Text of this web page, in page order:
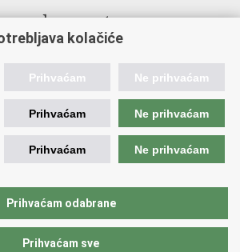
sustava
i organiziranog kriminaliteta
komora
portal
kolačiće
Prihvaćam Ne prihvaćam
Prihvaćam Ne prihvaćam
Prihvaćam Ne prihvaćam
Prihvaćam odabrane
Prihvaćam sve